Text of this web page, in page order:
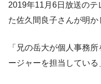
2019年11月6日放送の
た佐久間良子さんが明か
「兄の岳大が個人事務
ージャーを担当している